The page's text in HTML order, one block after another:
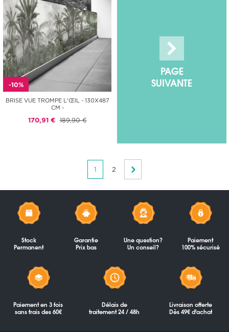
-10%
BRISE VUE TROMPE L'ŒIL - 130X487
CM -
170,91 € 189,90 €
PAGE
SUIVANTE
1 2
Stock
Permanent
Garantie
Prix bas
Une question?
Un conseil?
Paiement
100% sécurisé
Paiement en 3 fois
sans frais des 60€
Délais de
traitement 24 / 48h
Livraison offerte
Dès 49€ d'achat